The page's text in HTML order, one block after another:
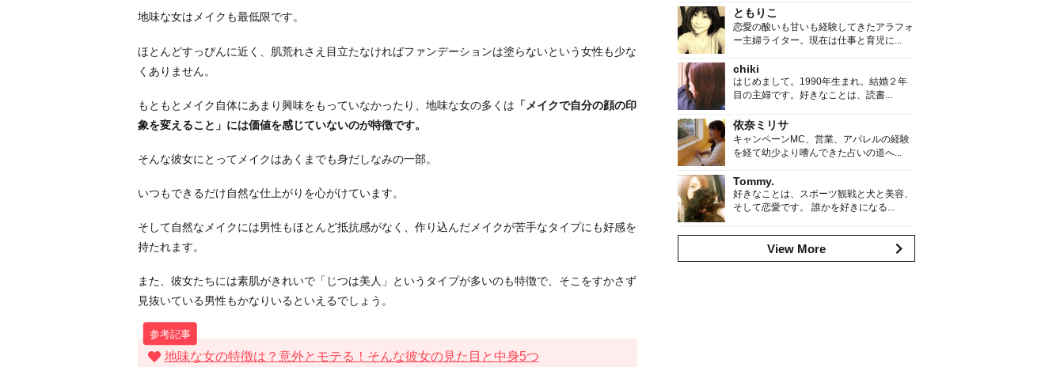
を
て
い
4.
控
え
で
き
上
5.
つ
は
地味な女はメイクも最低限です。
ほとんどすっぴんに近く、肌荒れさえ目立たなければファンデーションは塗らないという女性も少な
くありません。
もともとメイク自体にあまり興味をもっていなかったり、地味な女の多くは 「メイクで自分の顔の印
象を変えること」には価値を感じていないのが特徴です。
そんな彼女にとってメイクはあくまでも身だしなみの一部。
いつもできるだけ自然な仕上がりを心がけています。
そして自然なメイクには男性もほとんど抵抗感がなく、作り込んだメイクが苦手なタイプにも好感を
持たれます。
また、彼女たちには素肌がきれいで「じつは美人」というタイプが多いのも特徴で、そこをすかさず
見抜いている男性もかなりいるといえるでしょう。
地味な女の特徴は？意外とモテる！そんな彼女の見た目と中身5つ
ともりこ
恋愛の酸いも甘いも経験してきたアラフォ
ー主婦ライター。現在は仕事と育児に...
chiki
はじめまして。1990年生まれ。結婚２年
目の主婦です。好きなことは、読書...
依奈ミリサ
キャンペーンMC、営業、アパレルの経験
を経て幼少より嗜んできた占いの道へ...
Tommy.
好きなことは、スポーツ観戦と犬と美容、
そして恋愛です。 誰かを好きになる...
View More